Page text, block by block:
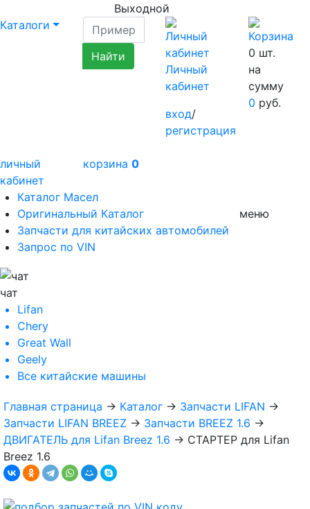
Выходной
Каталоги
Личный
кабинет
вход/
регистрация
0 шт.
на
сумму
0 руб.
личный
кабинет
корзина 0
Каталог Масел
Оригинальный Каталог
Запчасти для китайских автомобилей
Запрос по VIN
меню
чат
Lifan
Chery
Great Wall
Geely
Все китайские машины
Главная страница → Каталог → Запчасти LIFAN →
Запчасти LIFAN BREEZ → Запчасти BREEZ 1.6 →
ДВИГАТЕЛЬ для Lifan Breez 1.6 → СТАРТЕР для Lifan
Breez 1.6